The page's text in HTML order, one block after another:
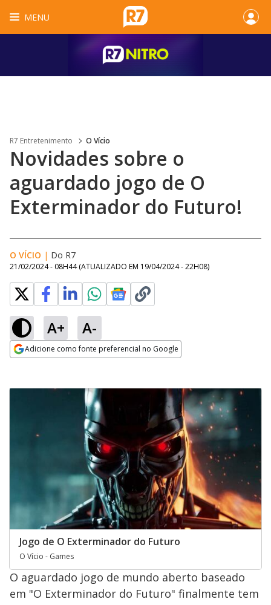
MENU
R7 Entretenimento O Vício
Novidades sobre o
aguardado jogo de O
Exterminador do Futuro!
O VÍCIO | Do R7
21/02/2024 - 08H44 (ATUALIZADO EM 19/04/2024 - 22H08)
A+ A-
Adicione como fonte preferencial no Google
Jogo de O Exterminador do Futuro
O Vício - Games
O aguardado jogo de mundo aberto baseado
em "O Exterminador do Futuro" finalmente tem